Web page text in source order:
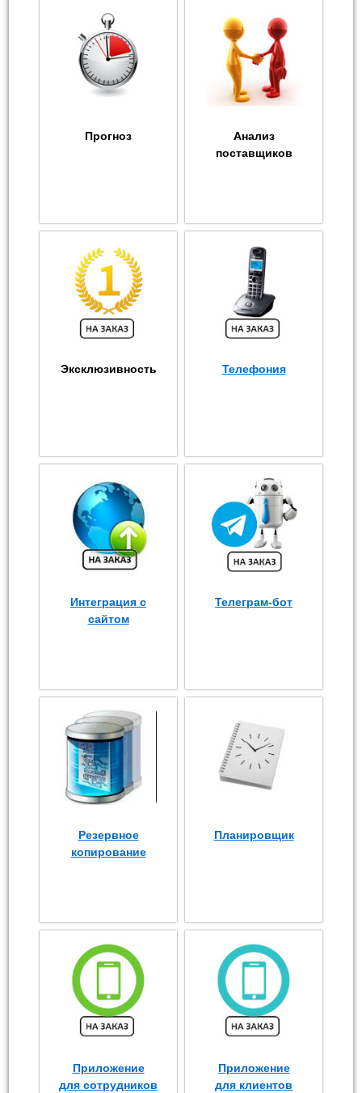
Прогноз
Анализ
поставщиков
Эксклюзивность Телефония
Интеграция с
сайтом
Телеграм-бот
Резервное
копирование
Планировщик
Приложение
для сотрудников
Приложение
для клиентов